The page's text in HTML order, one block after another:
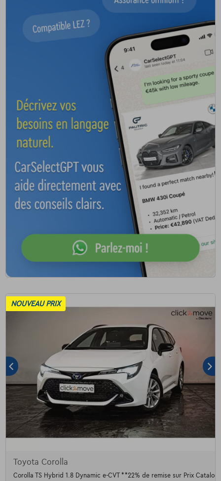
NOUVEAU PRIX
Toyota Corolla
Corolla TS Hybrid 1.8 Dynamic e-CVT **22% de remise sur Prix